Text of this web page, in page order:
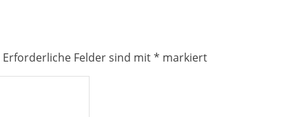
Erforderliche Felder sind mit* markiert